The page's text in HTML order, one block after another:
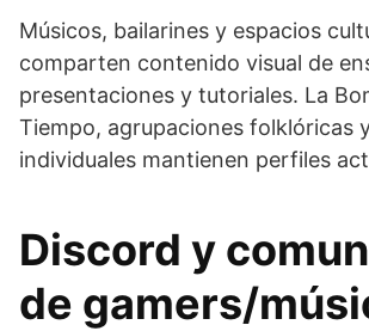
Músicos, bailarines y espacios
comparten contenido visual de
presentaciones y tutoriales. La
Tiempo, agrupaciones folklóricas
individuales mantienen perfiles
Discord y
de gamers/